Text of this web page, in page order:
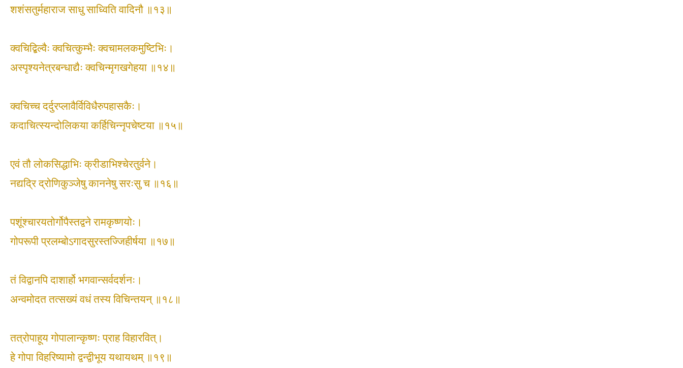
शशंसतुर्महाराज साधु साध्विति वादिनौ ॥१३॥
क्वचिद्बिल्वैः क्वचित्कुम्भैः क्वचामलकमुष्टिभिः।
अस्पृश्यनेत्रबन्धाद्यैः क्वचिन्मृगखगेहया ॥१४॥
क्वचिच्च दर्दुरप्लावैर्विविधैरुपहासकैः।
कदाचित्स्यन्दोलिकया कर्हिचिन्नृपचेष्टया ॥१५॥
एवं तौ लोकसिद्धाभिः क्रीडाभिश्चेरतुर्वने।
नद्यद्रि द्रोणिकुञ्जेषु काननेषु सरःसु च ॥१६॥
पशूंश्चारयतोर्गोपैस्तद्वने रामकृष्णयोः।
गोपरूपी प्रलम्बोऽगादसुरस्तज्जिहीर्षया ॥१७॥
तं विद्वानपि दाशार्हो भगवान्सर्वदर्शनः।
अन्वमोदत तत्सख्यं वधं तस्य विचिन्तयन् ॥१८॥
तत्रोपाहूय गोपालान्कृष्णः प्राह विहारवित्।
हे गोपा विहरिष्यामो द्वन्द्वीभूय यथायथम् ॥१९॥